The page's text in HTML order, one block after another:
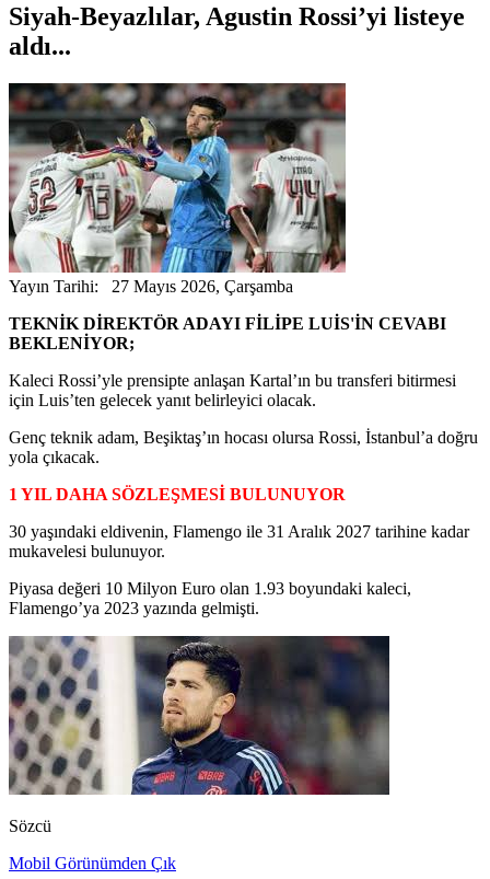
Siyah-Beyazlılar, Agustin Rossi’yi listeye
aldı...
Yayın Tarihi: 27 Mayıs 2026, Çarşamba
TEKNİK DİREKTÖR ADAYI FİLİPE LUİS'İN CEVABI
BEKLENİYOR;
Kaleci Rossi’yle prensipte anlaşan Kartal’ın bu transferi bitirmesi
için Luis’ten gelecek yanıt belirleyici olacak.
Genç teknik adam, Beşiktaş’ın hocası olursa Rossi, İstanbul’a doğru
yola çıkacak.
1 YIL DAHA SÖZLEŞMESİ BULUNUYOR
30 yaşındaki eldivenin, Flamengo ile 31 Aralık 2027 tarihine kadar
mukavelesi bulunuyor.
Piyasa değeri 10 Milyon Euro olan 1.93 boyundaki kaleci,
Flamengo’ya 2023 yazında gelmişti.
Sözcü
Mobil Görünümden Çık